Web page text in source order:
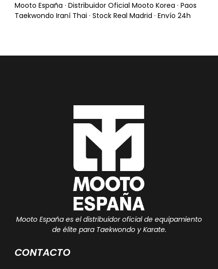
Mooto España · Distribuidor Oficial Mooto Korea · Paos
Taekwondo Iraní Thai · Stock Real Madrid · Envío 24h
Mooto España es el distribuidor oficial de equipamiento
de élite para Taekwondo y Karate.
CONTACTO